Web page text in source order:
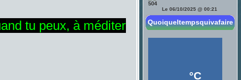
tu peux, à méditer
504
Le 06/10/2025 @ 00:21
Quoiqueltempsquivafaire